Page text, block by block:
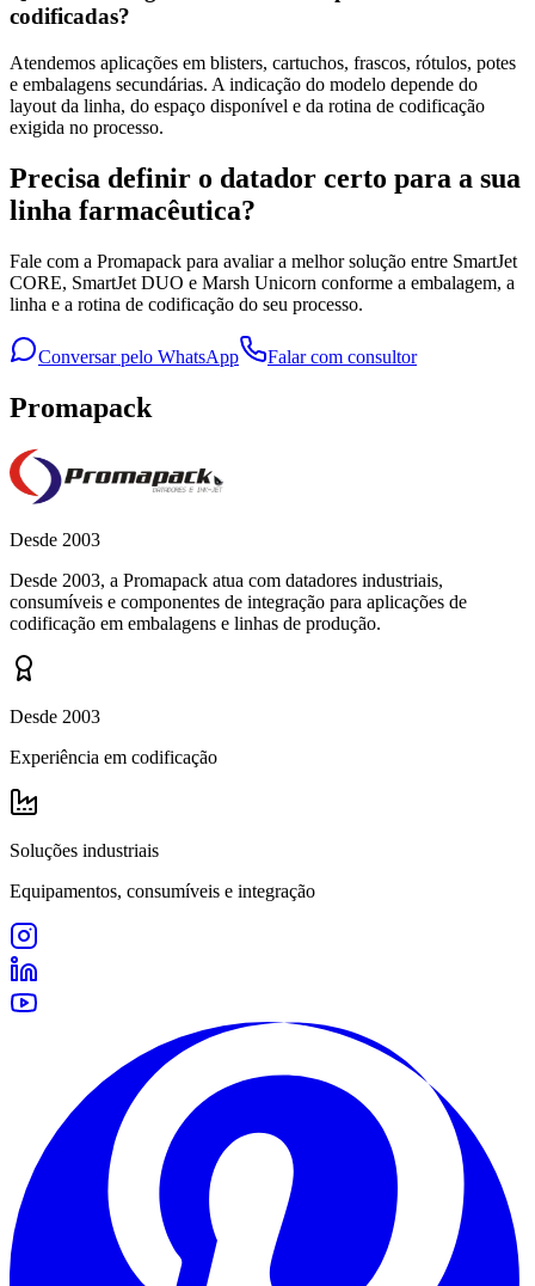
codificadas?
Atendemos aplicações em blisters, cartuchos, frascos, rótulos, potes
e embalagens secundárias. A indicação do modelo depende do
layout da linha, do espaço disponível e da rotina de codificação
exigida no processo.
Precisa definir o datador certo para a sua
linha farmacêutica?
Fale com a Promapack para avaliar a melhor solução entre SmartJet
CORE, SmartJet DUO e Marsh Unicorn conforme a embalagem, a
linha e a rotina de codificação do seu processo.
Conversar pelo WhatsApp Falar com consultor
Promapack
Desde 2003
Desde 2003, a Promapack atua com datadores industriais,
consumíveis e componentes de integração para aplicações de
codificação em embalagens e linhas de produção.
Desde 2003
Experiência em codificação
Soluções industriais
Equipamentos, consumíveis e integração